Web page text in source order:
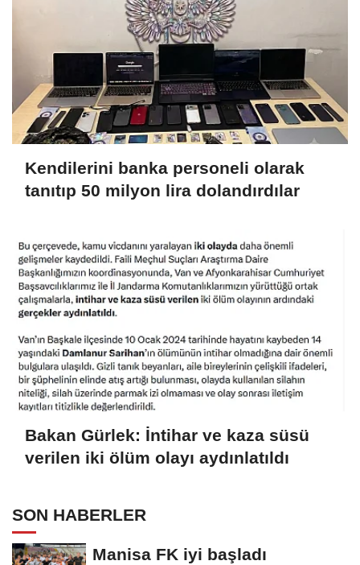
Kendilerini banka personeli olarak
tanıtıp 50 milyon lira dolandırdılar
Bakan Gürlek: İntihar ve kaza süsü
verilen iki ölüm olayı aydınlatıldı
SON HABERLER
Manisa FK iyi başladı